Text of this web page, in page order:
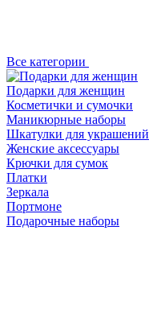
Все категории
Подарки для женщин
Косметички и сумочки
Маникюрные наборы
Шкатулки для украшений
Женские аксессуары
Крючки для сумок
Платки
Зеркала
Портмоне
Подарочные наборы